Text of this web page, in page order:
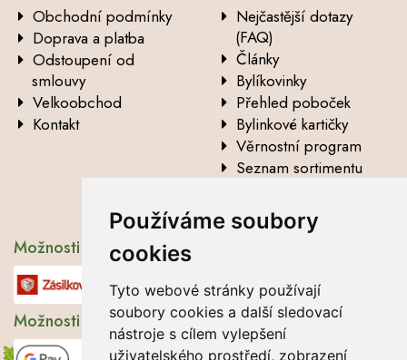
Používáme soubory
cookies
Tyto webové stránky používají
soubory cookies a další sledovací
nástroje s cílem vylepšení
uživatelského prostředí, zobrazení
Obchodní podmínky
Doprava a platba
Odstoupení od
smlouvy
Velkoobchod
Kontakt
Nejčastější dotazy
(FAQ)
Články
Bylíkovinky
Přehled poboček
Bylinkové kartičky
Věrnostní program
Seznam sortimentu
údajů
Možnosti dopravy
Možnosti platby